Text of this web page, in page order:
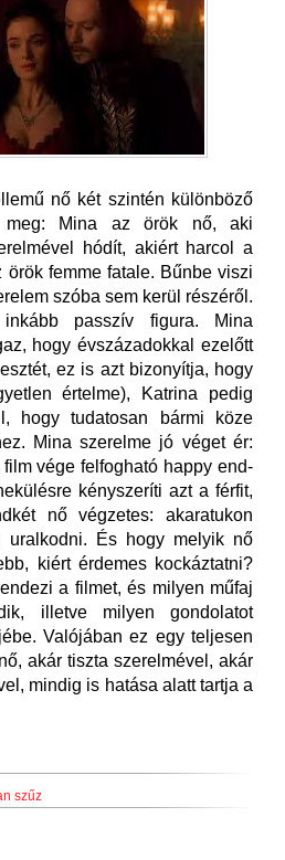
nő két szintén különböző
meg: Mina az örök nő, aki
hódít, akiért harcol a
örök femme fatale. Bűnbe viszi
szóba sem kerül részéről.
passzív figura. Mina
hogy évszázadokkal ezelőtt
ez is azt bizonyítja, hogy
értelme), Katrina pedig
hogy tudatosan bármi köze
Mina szerelme jó véget ér:
vége felfogható happy end-
kényszeríti azt a férfit,
nő végzetes: akaratukon
uralkodni. És hogy melyik nő
kiért érdemes kockáztatni?
a filmet, és milyen műfaj
illetve milyen gondolatot
Valójában ez egy teljesen
akár tiszta szerelmével, akár
mindig is hatása alatt tartja a
szűz